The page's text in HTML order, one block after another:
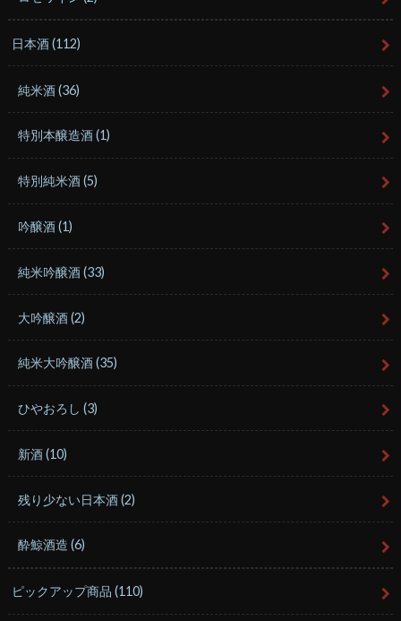
日本酒(112)
純米酒(36)
特別本醸造酒(1)
特別純米酒(5)
吟醸酒(1)
純米吟醸酒(33)
大吟醸酒(2)
純米大吟醸酒(35)
ひやおろし(3)
新酒(10)
残り少ない日本酒(2)
酔鯨酒造(6)
ピックアップ商品(110)